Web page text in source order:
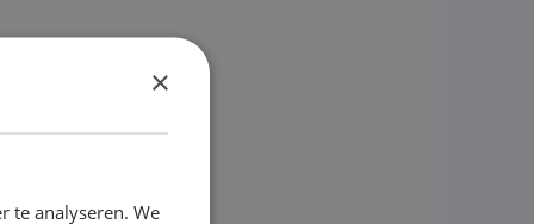
×
te analyseren. We